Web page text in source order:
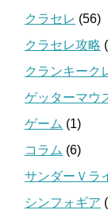
クラセレ (56)
クラセレ攻略
クランキーク
ゲッターマウ
ゲーム (1)
コラム (6)
サンダーＶラ
シンフォギア